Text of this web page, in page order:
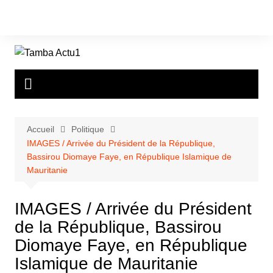
Accueil
Politique
IMAGES / Arrivée du Président de la République,
Bassirou Diomaye Faye, en République Islamique de
Mauritanie
IMAGES / Arrivée du Président
de la République, Bassirou
Diomaye Faye, en République
Islamique de Mauritanie